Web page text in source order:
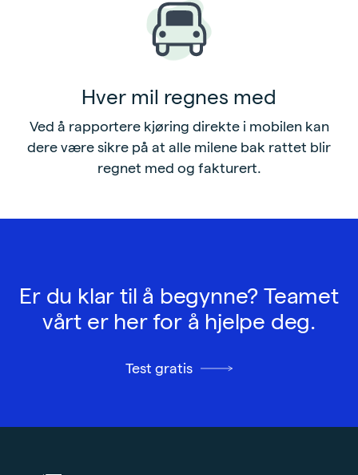
Hver mil regnes med
Ved å rapportere kjøring direkte i mobilen kan
dere være sikre på at alle milene bak rattet blir
regnet med og fakturert.
Er du klar til å begynne? Teamet
vårt er her for å hjelpe deg.
Test gratis